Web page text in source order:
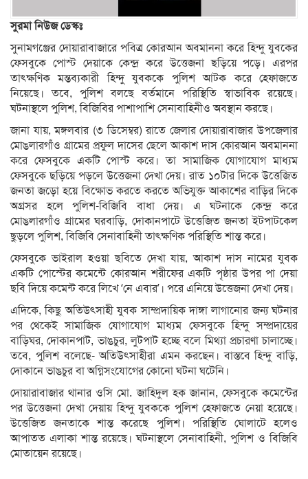
সুরমা নিউজ ডেস্কঃ
সুনামগঞ্জের দোয়ারাবাজারে পবিত্র কোরআন অবমাননা করে হিন্দু যুবকের
ফেসবুকে পোস্ট দেয়াকে কেন্দ্র করে উত্তেজনা ছড়িয়ে পড়ে। এরপর
তাৎক্ষণিক মন্তব্যকারী হিন্দু যুবককে পুলিশ আটক করে হেফাজতে
নিয়েছে। তবে, পুলিশ বলছে বর্তমানে পরিস্থিতি স্বাভাবিক রয়েছে।
ঘটনাস্থলে পুলিশ, বিজিবির পাশাপাশি সেনাবাহিনীও অবস্থান করছে।
জানা যায়, মঙ্গলবার (৩ ডিসেম্বর) রাতে জেলার দোয়ারাবাজার উপজেলার
মোঙলারগাঁও গ্রামের প্রফুল দাসের ছেলে আকাশ দাস কোরআন অবমাননা
করে ফেসবুকে একটি পোস্ট করে। তা সামাজিক যোগাযোগ মাধ্যম
ফেসবুকে ছড়িয়ে পড়লে উত্তেজনা দেখা দেয়। রাত ১০টার দিকে উত্তেজিত
জনতা জড়ো হয়ে বিক্ষোভ করতে করতে অভিযুক্ত আকাশের বাড়ির দিকে
অগ্রসর হলে পুলিশ-বিজিবি বাধা দেয়। এ ঘটনাকে কেন্দ্র করে
মোঙলারগাঁও গ্রামের ঘরবাড়ি, দোকানপাটে উত্তেজিত জনতা ইটপাটকেল
ছুড়লে পুলিশ, বিজিবি সেনাবাহিনী তাৎক্ষণিক পরিস্থিতি শান্ত করে।
ফেসবুকে ভাইরাল হওয়া ছবিতে দেখা যায়, আকাশ দাস নামের যুবক
একটি পোস্টের কমেন্টে কোরআন শরীফের একটি পৃষ্ঠার উপর পা দেয়া
ছবি দিয়ে কমেন্ট করে লিখে ‘নে এবার’। পরে এনিয়ে উত্তেজনা দেখা দেয়।
এদিকে, কিছু অতিউৎসাহী যুবক সাম্প্রদায়িক দাঙ্গা লাগানোর জন্য ঘটনার
পর থেকেই সামাজিক যোগাযোগ মাধ্যম ফেসবুকে হিন্দু সম্প্রদায়ের
বাড়িঘর, দোকানপাট, ভাঙচুর, লুটপাট হচ্ছে বলে মিথ্যা প্রচারণা চালাচ্ছে।
তবে, পুলিশ বলেছে- অতিউৎসাহীরা এমন করছেন। বাস্তবে হিন্দু বাড়ি,
দোকানে ভাঙচুর বা অগ্নিসংযোগের কোনো ঘটনা ঘটেনি।
দোয়ারাবাজার থানার ওসি মো. জাহিদুল হক জানান, ফেসবুকে কমেন্টের
পর উত্তেজনা দেখা দেয়ায় হিন্দু যুবককে পুলিশ হেফাজতে নেয়া হয়েছে।
উত্তেজিত জনতাকে শান্ত করেছে পুলিশ। পরিস্থিতি ঘোলাটে হলেও
আপাতত এলাকা শান্ত রয়েছে। ঘটনাস্থলে সেনাবাহিনী, পুলিশ ও বিজিবি
মোতায়েন রয়েছে।